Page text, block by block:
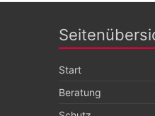
Start
Beratung